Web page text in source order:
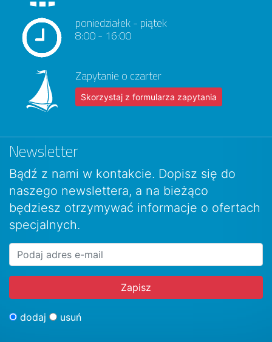
poniedziałek - piątek
8:00 - 16:00
Zapytanie o czarter
Skorzystaj z formularza zapytania
Newsletter
Bądź z nami w kontakcie. Dopisz się do
naszego newslettera, a na bieżąco
będziesz otrzymywać informacje o ofertach
specjalnych.
dodaj usuń